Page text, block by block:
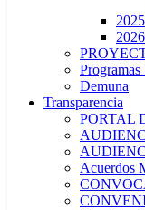
2025
2026
Programas
Demuna
Transparencia
PORTAL
Acuerdos